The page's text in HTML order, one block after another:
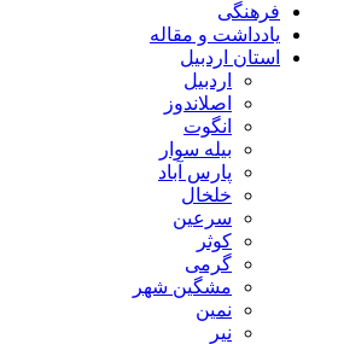
فرهنگی
یادداشت و مقاله
استان اردبیل
اردبیل
اصلاندوز
انگوت
بیله سوار
پارس آباد
خلخال
سرعین
کوثر
گرمی
مشگین شهر
نمین
نیر